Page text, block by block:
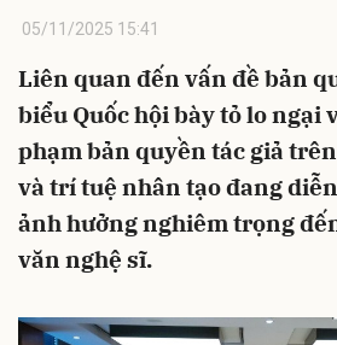
05/11/2025 15:41
Liên quan đến vấn đề bản
biểu Quốc hội bày tỏ lo ngại
phạm bản quyền tác giả
và trí tuệ nhân tạo đang
ảnh hưởng nghiêm trọng
văn nghệ sĩ.